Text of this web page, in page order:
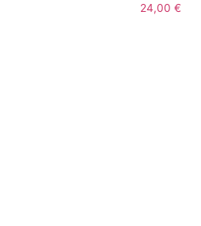
24,00 €